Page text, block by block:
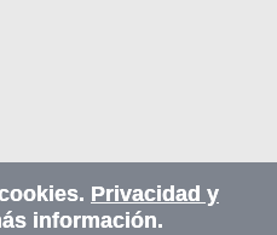
Privacidad y
información.